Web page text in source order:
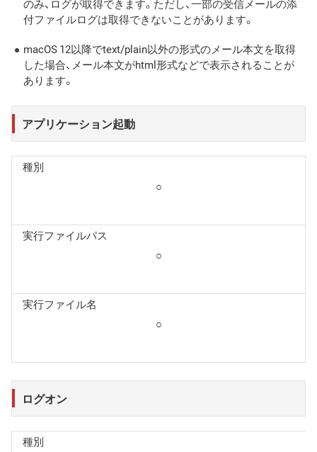
のみ、ログが取得できます。ただし、一部の受信メールの添
付ファイルログは取得できないことがあります。
macOS 12以降でtext/plain以外の形式のメール本文を取得
した場合、メール本文がhtml形式などで表示されることが
あります。
アプリケーション起動
種別
○
実行ファイルパス
○
実行ファイル名
○
ログオン
種別